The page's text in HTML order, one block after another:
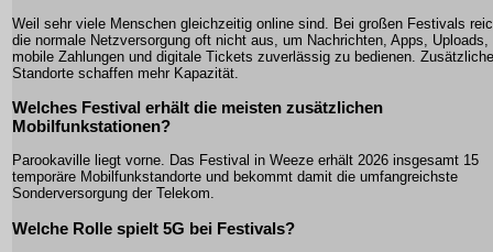
Weil sehr viele Menschen gleichzeitig online sind. Bei großen Festivals
die normale Netzversorgung oft nicht aus, um Nachrichten, Apps, Uploads,
mobile Zahlungen und digitale Tickets zuverlässig zu bedienen. Zusätzliche
Standorte schaffen mehr Kapazität.
Welches Festival erhält die meisten zusätzlichen
Mobilfunkstationen?
Parookaville liegt vorne. Das Festival in Weeze erhält 2026 insgesamt 15
temporäre Mobilfunkstandorte und bekommt damit die umfangreichste
Sonderversorgung der Telekom.
Welche Rolle spielt 5G bei Festivals?